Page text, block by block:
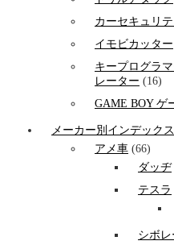
カーセキュリ
イモビカッター
キープログラ
レーター (16)
GAME BOY ゲ
メーカー別インデックス
アメ車 (66)
ダッヂ
テスラ
シボレ